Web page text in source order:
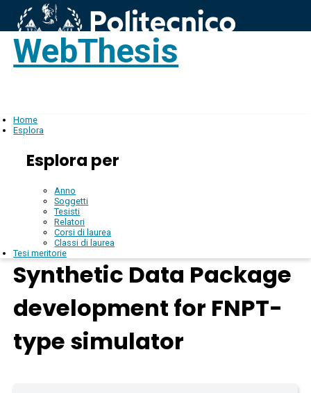
WebThesis
Home
Esplora
Esplora per
Anno
Soggetti
Tesisti
Relatori
Corsi di laurea
Classi di laurea
Tesi meritorie
Synthetic Data Package
development for FNPT-
type simulator